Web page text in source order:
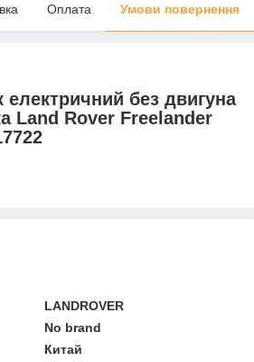
Оплата Умови повернення
без двигуна
Land Rover Freelander
LANDROVER
No brand
Китай